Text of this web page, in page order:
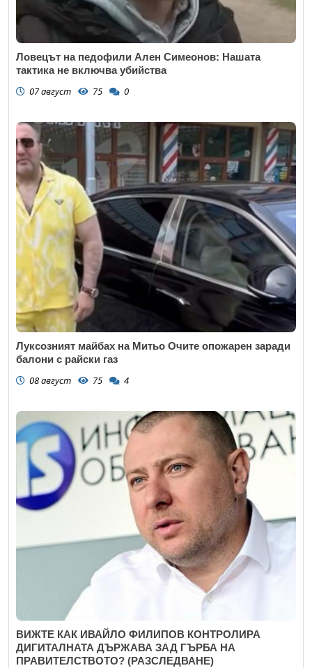
Ловецът на педофили Ален Симеонов: Нашата
тактика не включва убийства
07 август 75 0
Луксозният майбах на Митьо Очите опожарен заради
балони с райски газ
08 август 75 4
ВИЖТЕ КАК ИВАЙЛО ФИЛИПОВ КОНТРОЛИРА
ДИГИТАЛНАТА ДЪРЖАВА ЗАД ГЪРБА НА
ПРАВИТЕЛСТВОТО? (РАЗСЛЕДВАНЕ)